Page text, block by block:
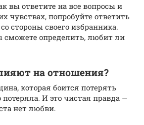
вы ответите на все вопросы и
чувствах, попробуйте ответить
стороны своего избранника.
сможете определить, любит ли
на отношения?
которая боится потерять
И это чистая правда —
нет любви.